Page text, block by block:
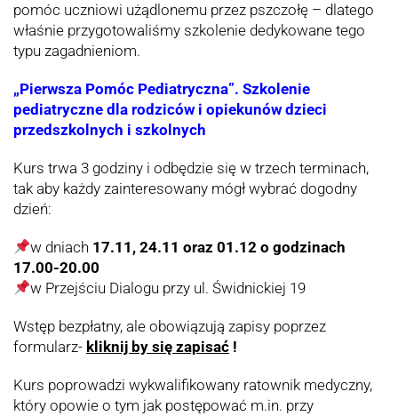
pomóc uczniowi użądlonemu przez pszczołę – dlatego
właśnie przygotowaliśmy szkolenie dedykowane tego
typu zagadnieniom.
„Pierwsza Pomóc Pediatryczna”. Szkolenie
pediatryczne dla rodziców i opiekunów dzieci
przedszkolnych i szkolnych
Kurs trwa 3 godziny i odbędzie się w trzech terminach,
tak aby każdy zainteresowany mógł wybrać dogodny
dzień:
w dniach 17.11, 24.11 oraz 01.12 o godzinach
17.00-20.00
w Przejściu Dialogu przy ul. Świdnickiej 19
Wstęp bezpłatny, ale obowiązują zapisy poprzez
formularz- kliknij by się zapisać !
Kurs poprowadzi wykwalifikowany ratownik medyczny,
który opowie o tym jak postępować m.in. przy